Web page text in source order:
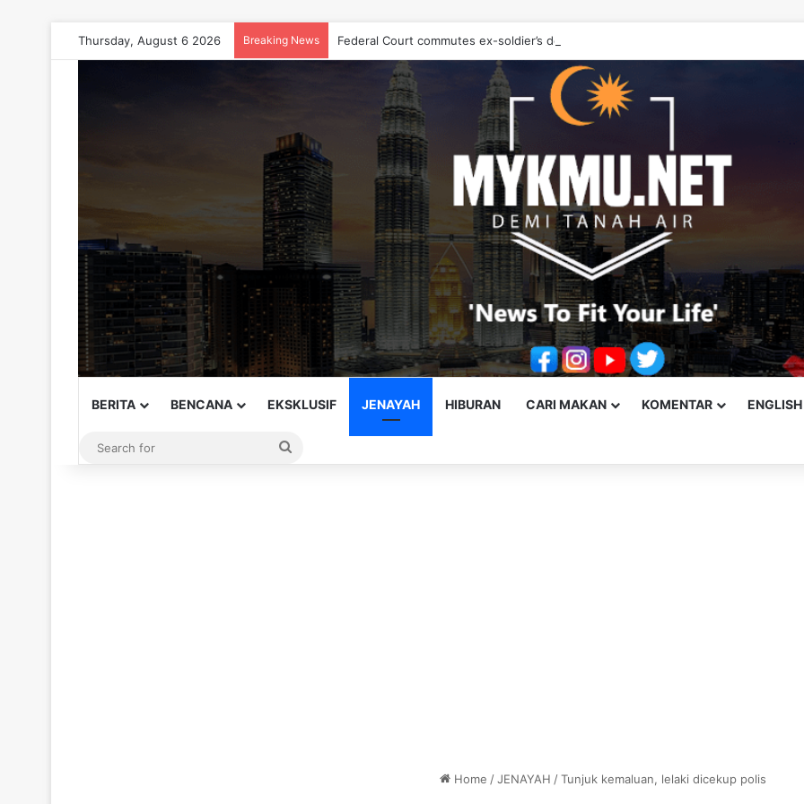
Thursday, August 6 2026 Breaking News Federal Court commutes ex-soldier’s death sentence to 40 years
BERITA BENCANA EKSKLUSIF JENAYAH HIBURAN CARI MAKAN KOMENTAR
Home /JENAYAH /Tunjuk kemaluan, lelaki dicekup polis